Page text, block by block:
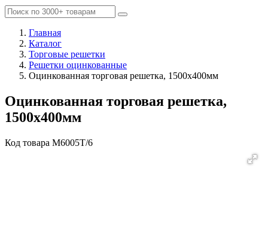
Главная
Каталог
Торговые решетки
Решетки оцинкованные
Оцинкованная торговая решетка, 1500х400мм
Оцинкованная торговая решетка,
1500х400мм
Код товара M6005Т/6